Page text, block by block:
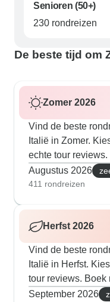
Senioren (50+)
230 rondreizen
De beste tijd om
Zomer 2026
Vind de beste
Italië in Zomer.
echte tour
Augustus 2026
411 rondreizen
Herfst 2026
Vind de beste
Italië in Herfst.
tour reviews. Boek
September 2026